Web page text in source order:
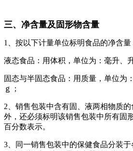
三、净含量及固形物含量
1、按以下计量单位标明食品的净含量
液态食品：用体积，单位为：毫升、
固态与半固态食品：用质量，单位为
ｇ；
2、销售包装中含有固、液两相物质
外，还必须标明该销售包装中所有固
百分数表示。
3、同一销售包装中的保健食品分装